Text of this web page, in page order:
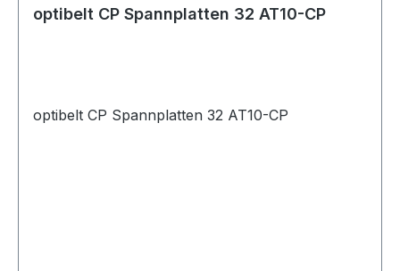
optibelt CP Spannplatten 32 AT10-CP
optibelt CP Spannplatten 32 AT10-CP